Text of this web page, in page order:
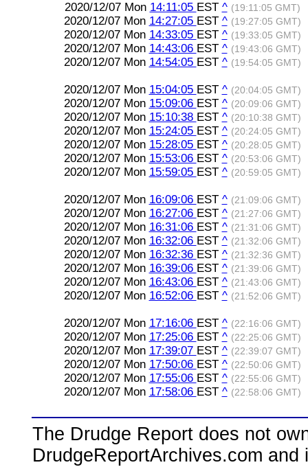
2020/12/07 Mon 14:11:05 EST ^ (19:11:05 GMT)
2020/12/07 Mon 14:27:05 EST ^ (19:27:05 GMT)
2020/12/07 Mon 14:33:05 EST ^ (19:33:05 GMT)
2020/12/07 Mon 14:43:06 EST ^ (19:43:06 GMT)
2020/12/07 Mon 14:54:05 EST ^ (19:54:05 GMT)
2020/12/07 Mon 15:04:05 EST ^ (20:04:05 GMT)
2020/12/07 Mon 15:09:06 EST ^ (20:09:06 GMT)
2020/12/07 Mon 15:10:38 EST ^ (20:10:38 GMT)
2020/12/07 Mon 15:24:05 EST ^ (20:24:05 GMT)
2020/12/07 Mon 15:28:05 EST ^ (20:28:05 GMT)
2020/12/07 Mon 15:53:06 EST ^ (20:53:06 GMT)
2020/12/07 Mon 15:59:05 EST ^ (20:59:05 GMT)
2020/12/07 Mon 16:09:06 EST ^ (21:09:06 GMT)
2020/12/07 Mon 16:27:06 EST ^ (21:27:06 GMT)
2020/12/07 Mon 16:31:06 EST ^ (21:31:06 GMT)
2020/12/07 Mon 16:32:06 EST ^ (21:32:06 GMT)
2020/12/07 Mon 16:32:36 EST ^ (21:32:36 GMT)
2020/12/07 Mon 16:39:06 EST ^ (21:39:06 GMT)
2020/12/07 Mon 16:43:06 EST ^ (21:43:06 GMT)
2020/12/07 Mon 16:52:06 EST ^ (21:52:06 GMT)
2020/12/07 Mon 17:16:06 EST ^ (22:16:06 GMT)
2020/12/07 Mon 17:25:06 EST ^ (22:25:06 GMT)
2020/12/07 Mon 17:39:07 EST ^ (22:39:07 GMT)
2020/12/07 Mon 17:50:06 EST ^ (22:50:06 GMT)
2020/12/07 Mon 17:55:06 EST ^ (22:55:06 GMT)
2020/12/07 Mon 17:58:06 EST ^ (22:58:06 GMT)
The Drudge Report does not
DrudgeReportArchives.com